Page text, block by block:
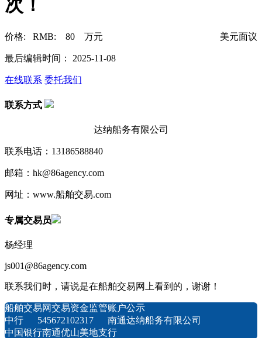
次！
价格: RMB: 80 万元 美元面议
最后编辑时间： 2025-11-08
在线联系 委托我们
联系方式
达纳船务有限公司
联系电话：13186588840
邮箱：hk@86agency.com
网址：www.船舶交易.com
专属交易员
杨经理
js001@86agency.com
联系我们时，请说是在船舶交易网上看到的，谢谢！
船舶交易网交易资金监管账户公示
中行 545672102317 南通达纳船务有限公司
中国银行南通优山美地支行